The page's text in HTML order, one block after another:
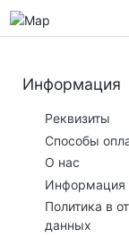
Информация
Реквизиты
Способы
О нас
Информация
Политика в
данных